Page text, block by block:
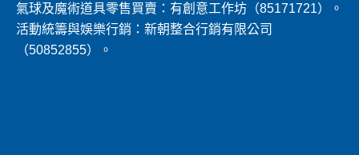
氣球及魔術道具零售買賣：有創意工作坊（85171721）。
活動統籌與娛樂行銷：新朝整合行銷有限公司
（50852855）。